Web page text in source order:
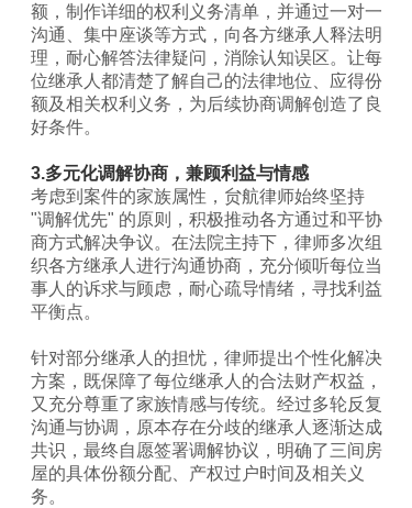
额，制作详细的权利义务清单，并通过一对一
沟通、集中座谈等方式，向各方继承人释法明
理，耐心解答法律疑问，消除认知误区。让每
位继承人都清楚了解自己的法律地位、应得份
额及相关权利义务，为后续协商调解创造了良
好条件。
3.多元化调解协商，兼顾利益与情感
考虑到案件的家族属性，贠航律师始终坚持
"调解优先" 的原则，积极推动各方通过和平协
商方式解决争议。在法院主持下，律师多次组
织各方继承人进行沟通协商，充分倾听每位当
事人的诉求与顾虑，耐心疏导情绪，寻找利益
平衡点。
针对部分继承人的担忧，律师提出个性化解决
方案，既保障了每位继承人的合法财产权益，
又充分尊重了家族情感与传统。经过多轮反复
沟通与协调，原本存在分歧的继承人逐渐达成
共识，最终自愿签署调解协议，明确了三间房
屋的具体份额分配、产权过户时间及相关义
务。